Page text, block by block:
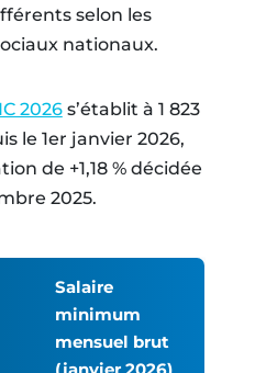
selon les
nationaux.
2026s’établit à 1 823
le 1er janvier 2026,
de +1,18 % décidée
2025.
Salaire
minimum
mensuel brut